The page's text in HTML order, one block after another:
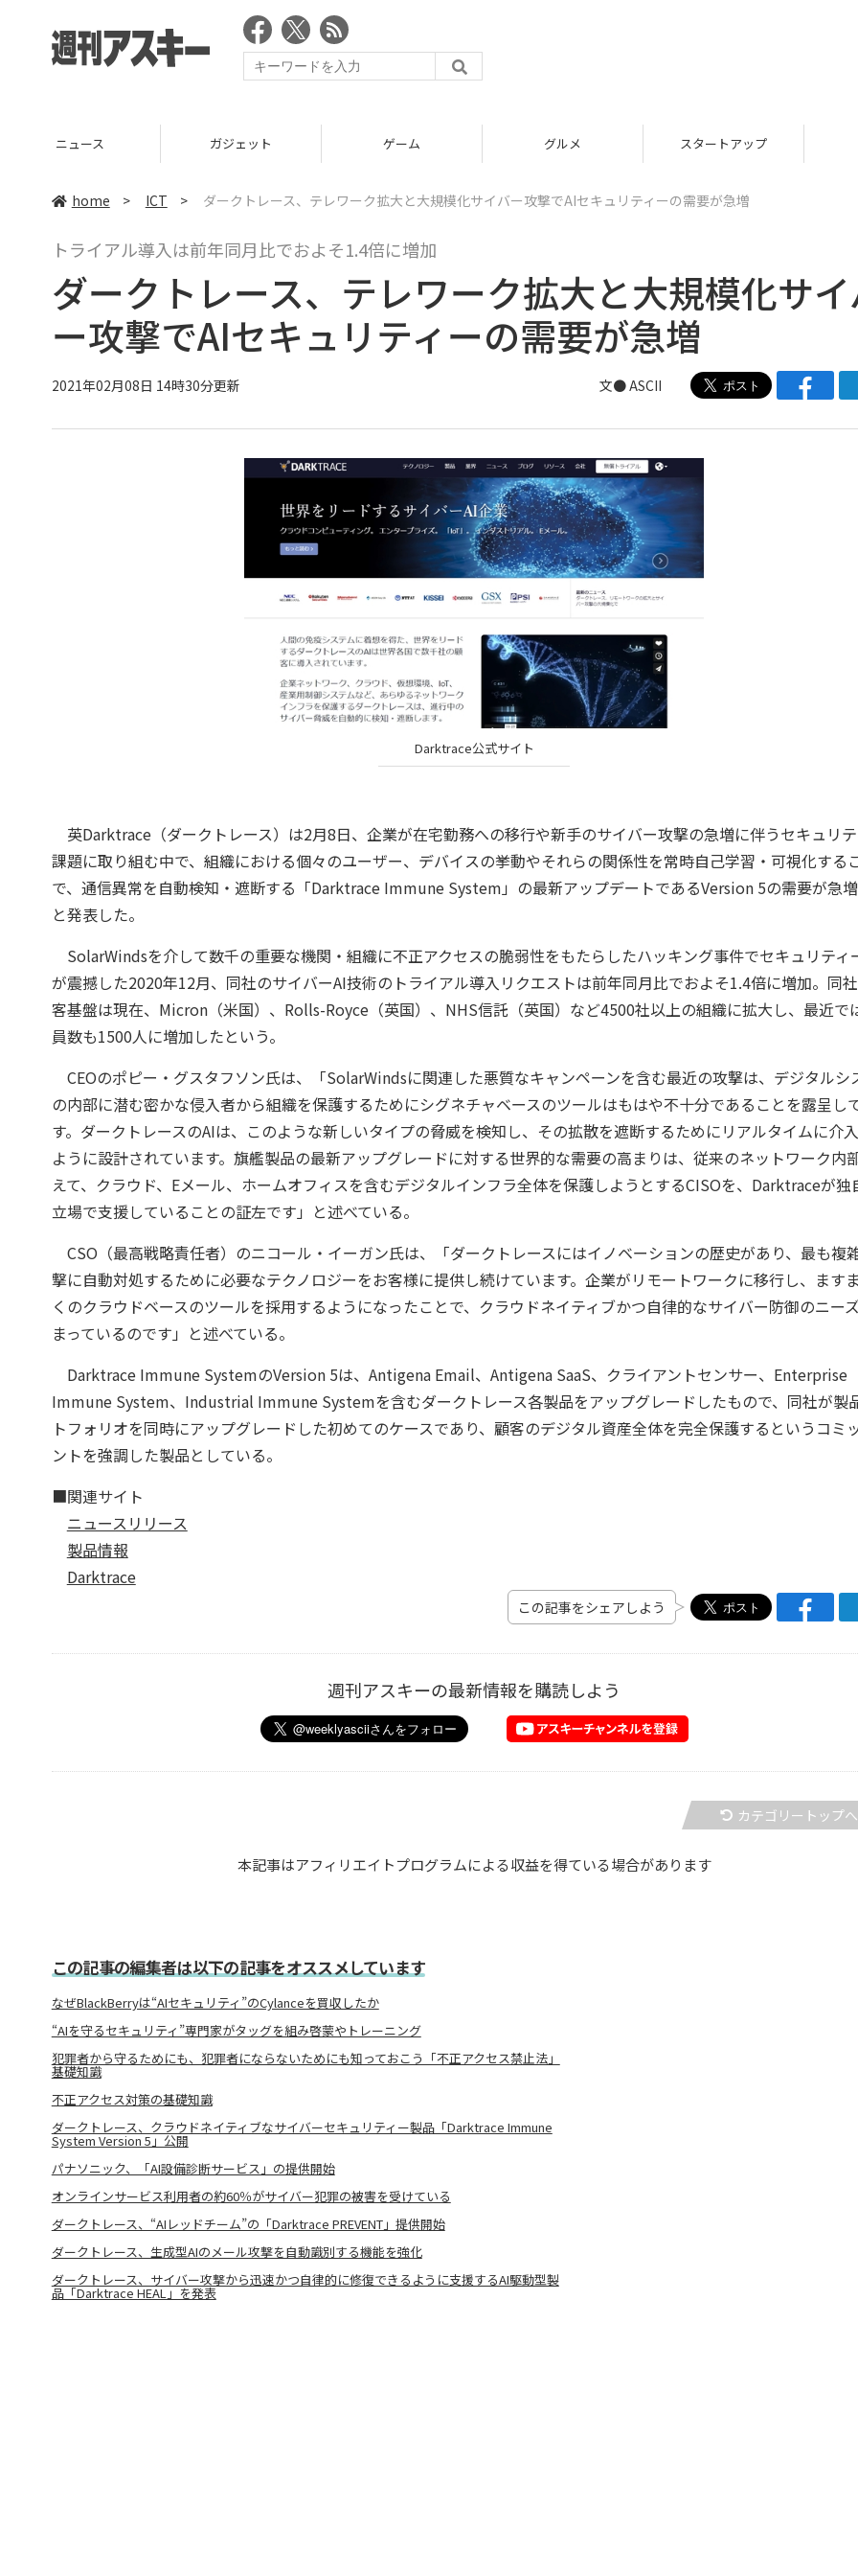
ニュース ガジェット ゲーム グルメ スタートアップ
home > ICT > ダークトレース、テレワーク拡大と大規模化サイバー攻撃でAIセキュリティーの需要が急増
トライアル導入は前年同月比でおよそ1.4倍に増加
ダークトレース、テレワーク拡大と大規模化サ
ー攻撃でAIセキュリティーの需要が急増
2021年02月08日 14時30分更新 文● ASCII
Darktrace公式サイト
英Darktrace（ダークトレース）は2月8日、企業が在宅勤務への移行や新手のサイバー攻撃の急増に伴うセキュリ
課題に取り組む中で、組織における個々のユーザー、デバイスの挙動やそれらの関係性を常時自己学習・可視化する
で、通信異常を自動検知・遮断する「Darktrace Immune System」の最新アップデートであるVersion 5の需要が急
と発表した。
SolarWindsを介して数千の重要な機関・組織に不正アクセスの脆弱性をもたらしたハッキング事件でセキュリティ
が震撼した2020年12月、同社のサイバーAI技術のトライアル導入リクエストは前年同月比でおよそ1.4倍に増加。同
客基盤は現在、Micron（米国）、Rolls-Royce（英国）、NHS信託（英国）など4500社以上の組織に拡大し、最近で
員数も1500人に増加したという。
CEOのポピー・グスタフソン氏は、「SolarWindsに関連した悪質なキャンペーンを含む最近の攻撃は、デジタルシ
の内部に潜む密かな侵入者から組織を保護するためにシグネチャベースのツールはもはや不十分であることを露呈し
す。ダークトレースのAIは、このような新しいタイプの脅威を検知し、その拡散を遮断するためにリアルタイムに介
ように設計されています。旗艦製品の最新アップグレードに対する世界的な需要の高まりは、従来のネットワーク内
えて、クラウド、Eメール、ホームオフィスを含むデジタルインフラ全体を保護しようとするCISOを、Darktraceが独
立場で支援していることの証左です」と述べている。
CSO（最高戦略責任者）のニコール・イーガン氏は、「ダークトレースにはイノベーションの歴史があり、最も複
撃に自動対処するために必要なテクノロジーをお客様に提供し続けています。企業がリモートワークに移行し、ます
くのクラウドベースのツールを採用するようになったことで、クラウドネイティブかつ自律的なサイバー防御のニー
まっているのです」と述べている。
Darktrace Immune SystemのVersion 5は、Antigena Email、Antigena SaaS、クライアントセンサー、Enterprise
Immune System、Industrial Immune Systemを含むダークトレース各製品をアップグレードしたもので、同社が製
トフォリオを同時にアップグレードした初めてのケースであり、顧客のデジタル資産全体を完全保護するというコミ
ントを強調した製品としている。
■関連サイト
ニュースリリース
製品情報
Darktrace
この記事をシェアしよう
週刊アスキーの最新情報を購読しよう
カテゴリートップへ
本記事はアフィリエイトプログラムによる収益を得ている場合があります
この記事の編集者は以下の記事をオススメしています
なぜBlackBerryは“AIセキュリティ”のCylanceを買収したか
“AIを守るセキュリティ”専門家がタッグを組み啓蒙やトレーニング
犯罪者から守るためにも、犯罪者にならないためにも知っておこう「不正アクセス禁止法」
基礎知識
不正アクセス対策の基礎知識
ダークトレース、クラウドネイティブなサイバーセキュリティー製品「Darktrace Immune
System Version 5」公開
パナソニック、「AI設備診断サービス」の提供開始
オンラインサービス利用者の約60％がサイバー犯罪の被害を受けている
ダークトレース、“AIレッドチーム”の「Darktrace PREVENT」提供開始
ダークトレース、生成型AIのメール攻撃を自動識別する機能を強化
ダークトレース、サイバー攻撃から迅速かつ自律的に修復できるように支援するAI駆動型製
品「Darktrace HEAL」を発表